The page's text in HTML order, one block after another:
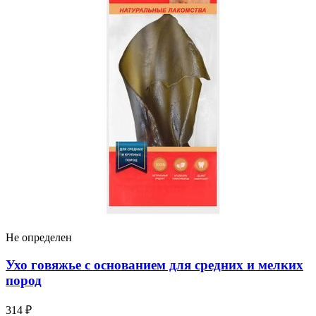
Не определен
Ухо говяжье с основанием для средних и мелких
пород
314 ₽